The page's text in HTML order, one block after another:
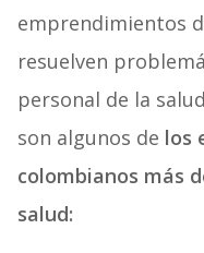
emprendimientos
resuelven
personal de la
son algunos de los
colombianos más
salud: